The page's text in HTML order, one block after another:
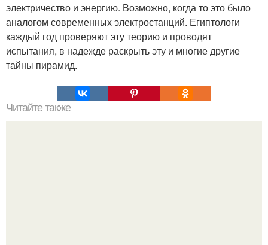
электричество и энергию. Возможно, когда то это было
аналогом современных электростанций. Египтологи
каждый год проверяют эту теорию и проводят
испытания, в надежде раскрыть эту и многие другие
тайны пирамид.
Читайте также